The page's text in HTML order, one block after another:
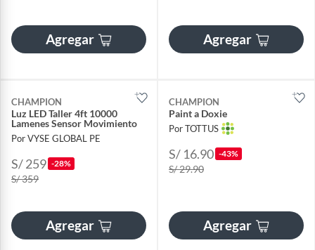
Agregar Agregar
CHAMPION
Luz LED Taller 4ft 10000
Lamenes Sensor Movimiento
Por VYSE GLOBAL PE
S/ 259 -28%
S/ 359
Agregar
CHAMPION
Paint a Doxie
Por TOTTUS
S/ 16.90 -43%
S/ 29.90
Agregar